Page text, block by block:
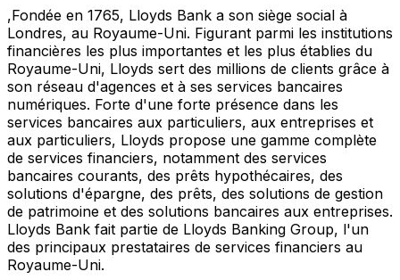
,Fondée en 1765, Lloyds Bank a son siège social à
Londres, au Royaume-Uni. Figurant parmi les institutions
financières les plus importantes et les plus établies du
Royaume-Uni, Lloyds sert des millions de clients grâce à
son réseau d'agences et à ses services bancaires
numériques. Forte d'une forte présence dans les
services bancaires aux particuliers, aux entreprises et
aux particuliers, Lloyds propose une gamme complète
de services financiers, notamment des services
bancaires courants, des prêts hypothécaires, des
solutions d'épargne, des prêts, des solutions de gestion
de patrimoine et des solutions bancaires aux entreprises.
Lloyds Bank fait partie de Lloyds Banking Group, l'un
des principaux prestataires de services financiers au
Royaume-Uni.